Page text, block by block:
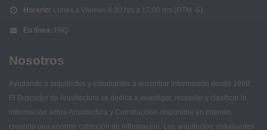
Horario: Lunes a Viernes 9:30 hrs a 17:00 hrs (GTM -6)
En línea: FAQ
Nosotros
Ayudando a arquitectos y estudiantes a encontrar información desde 1998:
El Buscador de Arquitectura se dedica a investigar, recopilar y clasificar la
información sobre Arquitectura y Construcción disponible en Internet,
creando una enorme colección de información. Los arquitectos, estudiantes